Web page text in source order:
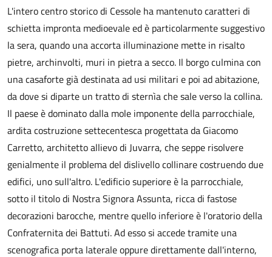
L'intero centro storico di Cessole ha mantenuto caratteri di
schietta impronta medioevale ed è particolarmente suggestivo
la sera, quando una accorta illuminazione mette in risalto
pietre, archinvolti, muri in pietra a secco. Il borgo culmina con
una casaforte già destinata ad usi militari e poi ad abitazione,
da dove si diparte un tratto di sternìa che sale verso la collina.
Il paese è dominato dalla mole imponente della parrocchiale,
ardita costruzione settecentesca progettata da Giacomo
Carretto, architetto allievo di Juvarra, che seppe risolvere
genialmente il problema del dislivello collinare costruendo due
edifici, uno sull'altro. L'edificio superiore è la parrocchiale,
sotto il titolo di Nostra Signora Assunta, ricca di fastose
decorazioni barocche, mentre quello inferiore è l'oratorio della
Confraternita dei Battuti. Ad esso si accede tramite una
scenografica porta laterale oppure direttamente dall'interno,